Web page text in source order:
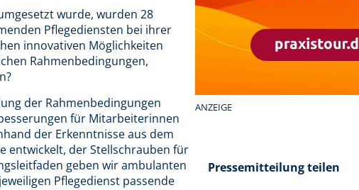
wurde, wurden 28
Pflegediensten bei ihrer
innovativen Möglichkeiten
Rahmenbedingungen,
der Rahmenbedingungen
für Mitarbeiterinnen
der Erkenntnisse aus dem
entwickelt, der Stellschrauben für
geben wir ambulanten
Pflegedienst passende
ANZEIGE
Pressemitteilung teilen